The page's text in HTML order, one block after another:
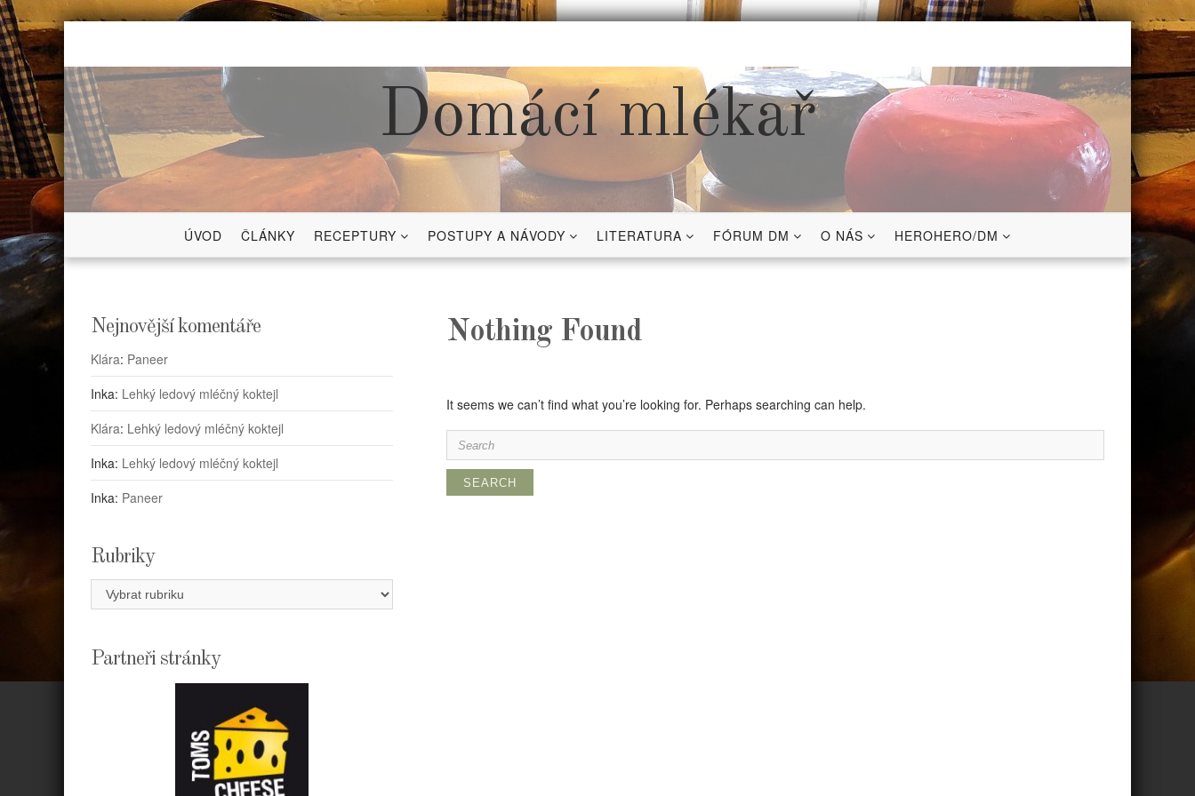
Skip
content
Domácí mlékař
ÚVOD ČLÁNKY RECEPTURY POSTUPY A NÁVODY LITERATURA FÓRUM DM O NÁS HEROHERO/DM
Nothing Found
It seems we can’t find what you’re looking for. Perhaps searching can help.
Search
for:
Nejnovější komentáře
Klára: Paneer
Inka: Lehký ledový mléčný koktejl
Klára: Lehký ledový mléčný koktejl
Inka: Lehký ledový mléčný koktejl
Inka: Paneer
Rubriky
Rubriky
Partneři stránky